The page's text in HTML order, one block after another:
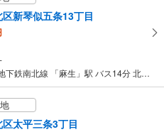
新琴似五条13丁目
札幌市営地下鉄南北線 「麻生」駅 バス14分 北海道中央バス「新琴似6条13丁目」停 バス停下車 徒歩3分
太平三条3丁目